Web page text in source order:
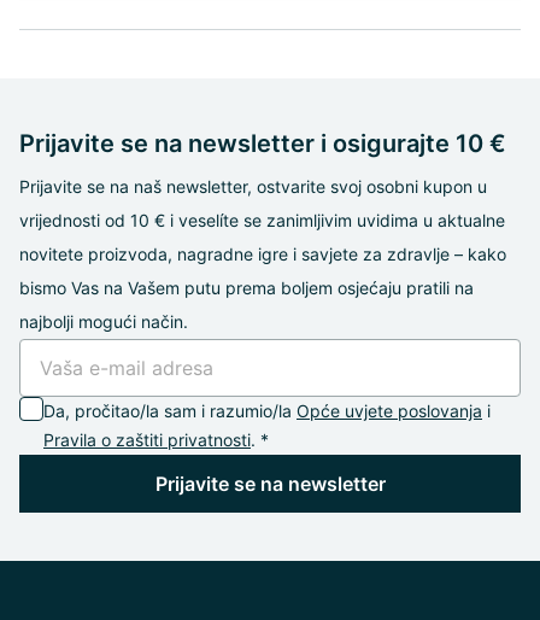
Prijavite se na newsletter i osigurajte 10 €
Prijavite se na naš newsletter, ostvarite svoj osobni kupon u
vrijednosti od 10 € i veselíte se zanimljivim uvidima u aktualne
novitete proizvoda, nagradne igre i savjete za zdravlje – kako
bismo Vas na Vašem putu prema boljem osjećaju pratili na
najbolji mogući način.
Da, pročitao/la sam i razumio/la Opće uvjete poslovanja i
Pravila o zaštiti privatnosti. *
Prijavite se na newsletter